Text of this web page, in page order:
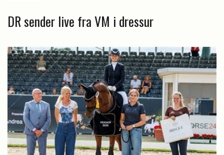
DR sender live fra VM i dressur